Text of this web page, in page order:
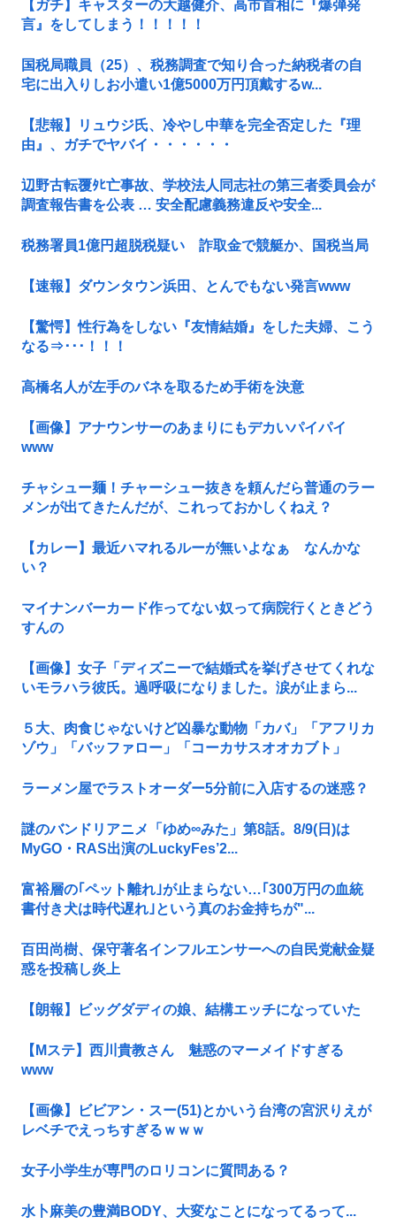
【ガチ】キャスターの大越健介、高市首相に『爆弾発
言』をしてしまう！！！！！
国税局職員（25）、税務調査で知り合った納税者の自
宅に出入りしお小遣い1億5000万円頂戴するw...
【悲報】リュウジ氏、冷やし中華を完全否定した『理
由』、ガチでヤバイ・・・・・・
辺野古転覆ﾀﾋ亡事故、学校法人同志社の第三者委員会が
調査報告書を公表 … 安全配慮義務違反や安全...
税務署員1億円超脱税疑い 詐取金で競艇か、国税当局
【速報】ダウンタウン浜田、とんでもない発言www
【驚愕】性行為をしない『友情結婚』をした夫婦、こう
なる⇒･･･！！！
高橋名人が左手のバネを取るため手術を決意
【画像】アナウンサーのあまりにもデカいパイパイ
www
チャシュー麺！チャーシュー抜きを頼んだら普通のラー
メンが出てきたんだが、これっておかしくねえ？
【カレー】最近ハマれるルーが無いよなぁ なんかな
い？
マイナンバーカード作ってない奴って病院行くときどう
すんの
【画像】女子「ディズニーで結婚式を挙げさせてくれな
いモラハラ彼氏。過呼吸になりました。涙が止まら...
５大、肉食じゃないけど凶暴な動物「カバ」「アフリカ
ゾウ」「バッファロー」「コーカサスオオカブト」
ラーメン屋でラストオーダー5分前に入店するの迷惑？
謎のバンドリアニメ「ゆめ∞みた」第8話。8/9(日)は
MyGO・RAS出演のLuckyFes’2...
富裕層の｢ペット離れ｣が止まらない…｢300万円の血統
書付き犬は時代遅れ｣という真のお金持ちが"...
百田尚樹、保守著名インフルエンサーへの自民党献金疑
惑を投稿し炎上
【朗報】ビッグダディの娘、結構エッチになっていた
【Mステ】西川貴教さん 魅惑のマーメイドすぎる
www
【画像】ビビアン・スー(51)とかいう台湾の宮沢りえが
レベチでえっちすぎるｗｗｗ
女子小学生が専門のロリコンに質問ある？
水卜麻美の豊満BODY、大変なことになってるって...